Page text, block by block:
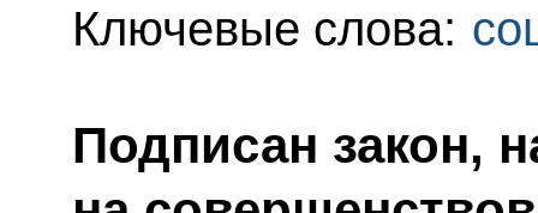
Ключевые слова:
Подписан закон,